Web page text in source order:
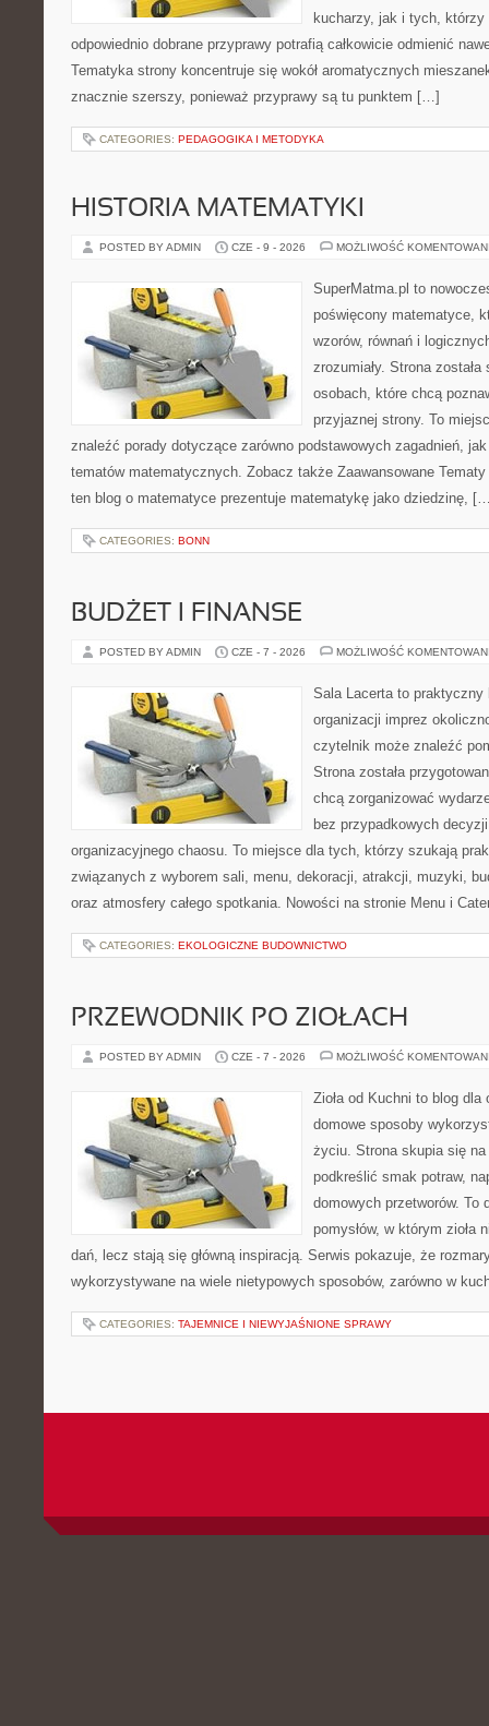
kucharzy, jak i tych, którzy
odpowiednio dobrane przyprawy potrafią całkowicie odmienić
Tematyka strony koncentruje się wokół aromatycznych
znacznie szerszy, ponieważ przyprawy są tu punktem […]
CATEGORIES: PEDAGOGIKA I METODYKA
HISTORIA MATEMATYKI
POSTED BY ADMIN CZE - 9 - 2026 MOŻLIWOŚĆ
SuperMatma.pl to
poświęcony matematyce,
wzorów, równań i
zrozumiały. Strona
osobach, które chcą
przyjaznej strony. To
znaleźć porady dotyczące zarówno podstawowych zagadnień,
tematów matematycznych. Zobacz także Zaawansowane
ten blog o matematyce prezentuje matematykę jako dziedzinę,
CATEGORIES: BONN
BUDŻET I FINANSE
POSTED BY ADMIN CZE - 7 - 2026 MOŻLIWOŚĆ
Sala Lacerta to praktyczny
organizacji imprez
czytelnik może znaleźć
Strona została
chcą zorganizować
bez przypadkowych
organizacyjnego chaosu. To miejsce dla tych, którzy szukają
związanych z wyborem sali, menu, dekoracji, atrakcji, muzyki,
oraz atmosfery całego spotkania. Nowości na stronie Menu i
CATEGORIES: EKOLOGICZNE BUDOWNICTWO
PRZEWODNIK PO ZIOŁACH
POSTED BY ADMIN CZE - 7 - 2026 MOŻLIWOŚĆ
Zioła od Kuchni to blog dla
domowe sposoby
życiu. Strona skupia się
podkreślić smak potraw,
domowych przetworów. To
pomysłów, w którym zioła
dań, lecz stają się główną inspiracją. Serwis pokazuje, że
wykorzystywane na wiele nietypowych sposobów, zarówno w
CATEGORIES: TAJEMNICE I NIEWYJAŚNIONE SPRAWY